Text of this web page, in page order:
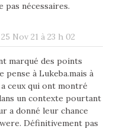
pas nécessaires.
Nov 21 à 23 h 02
marqué des points
pense à Lukeba.mais à
ceux qui ont montré
un contexte pourtant
a donné leur chance
Définitivement pas